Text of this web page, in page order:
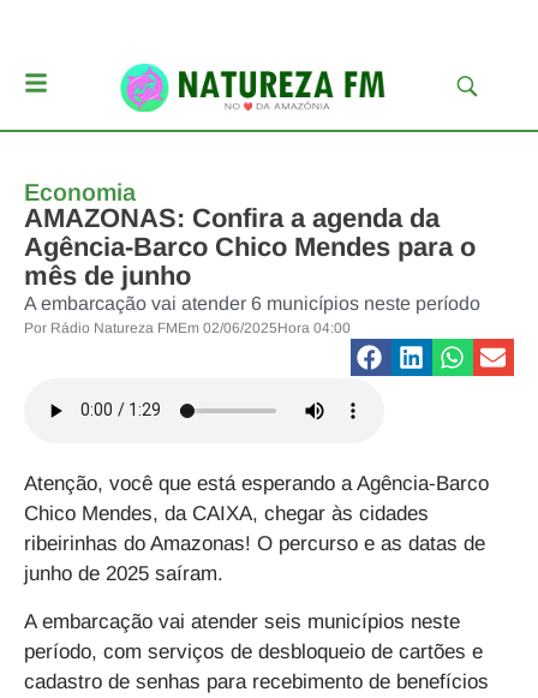
Economia
AMAZONAS: Confira a agenda da
Agência-Barco Chico Mendes para o
mês de junho
A embarcação vai atender 6 municípios neste período
Por Rádio Natureza FMEm 02/06/2025Hora 04:00
Atenção, você que está esperando a Agência-Barco
Chico Mendes, da CAIXA, chegar às cidades
ribeirinhas do Amazonas! O percurso e as datas de
junho de 2025 saíram.
A embarcação vai atender seis municípios neste
período, com serviços de desbloqueio de cartões e
cadastro de senhas para recebimento de benefícios